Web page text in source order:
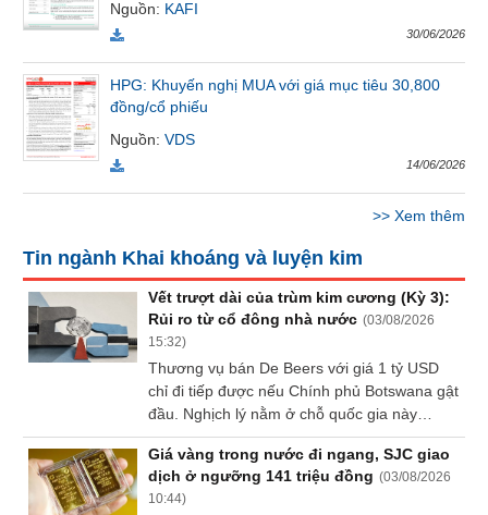
Nguồn: KAFI
30/06/2026
HPG: Khuyến nghị MUA với giá mục tiêu 30,800
đồng/cổ phiếu
Nguồn:VDS
14/06/2026
>> Xem thêm
Tin ngành Khai khoáng và luyện kim
Vết trượt dài của trùm kim cương (Kỳ 3):
Rủi ro từ cổ đông nhà nước (03/08/2026
15:32)
Thương vụ bán De Beers với giá 1 tỷ USD
chỉ đi tiếp được nếu Chính phủ Botswana gật
đầu. Nghịch lý nằm ở chỗ quốc gia này
muốn mua thêm cổ phần vào đúng lúc tài
sản mất giá, đây là lựa chọn hợp lý với một
ngân sách sống nhờ kim cương, nhưng lại là
thứ khiến nhà đầu tư tư nhân trả giá thấp.
Giá vàng trong nước đi ngang, SJC giao
dịch ở ngưỡng 141 triệu đồng (03/08/2026
10:44)
tác
giả
Báo
cáo
phân
Thuật
ngữ
(-)
Đào